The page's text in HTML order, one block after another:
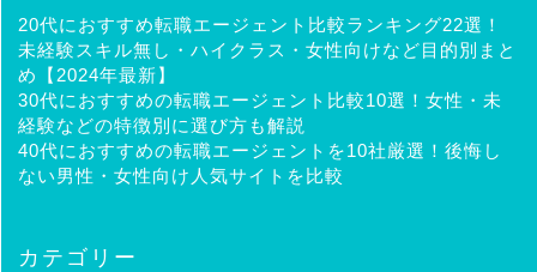
20代におすすめ転職エージェント比較ランキング22選！
未経験スキル無し・ハイクラス・女性向けなど目的別まと
め【2024年最新】
30代におすすめの転職エージェント比較10選！女性・未
経験などの特徴別に選び方も解説
40代におすすめの転職エージェントを10社厳選！後悔し
ない男性・女性向け人気サイトを比較
カテゴリー